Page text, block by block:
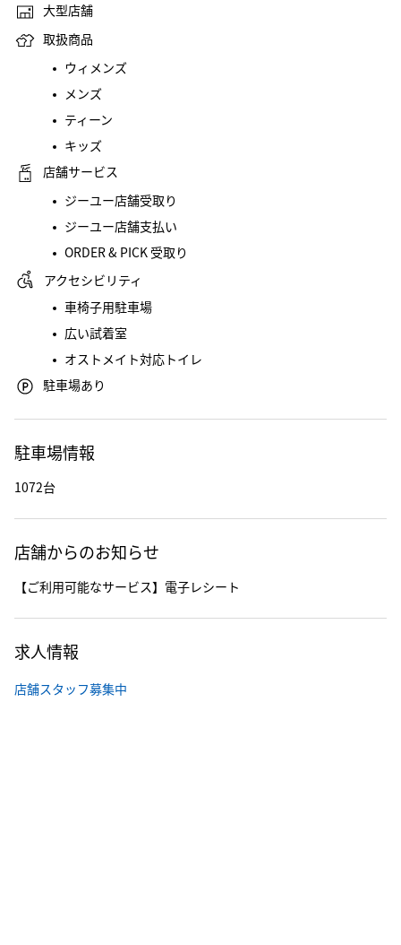
大型店舗
取扱商品
ウィメンズ
メンズ
ティーン
キッズ
店舗サービス
ジーユー店舗受取り
ジーユー店舗支払い
ORDER & PICK 受取り
アクセシビリティ
車椅子用駐車場
広い試着室
オストメイト対応トイレ
駐車場あり
駐車場情報
1072台
店舗からのお知らせ
【ご利用可能なサービス】電子レシート
求人情報
店舗スタッフ募集中